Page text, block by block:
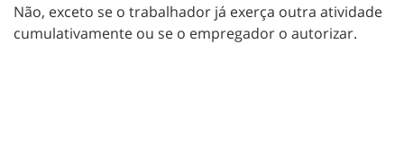
Não, exceto se o trabalhador já exerça outra atividade
cumulativamente ou se o empregador o autorizar.